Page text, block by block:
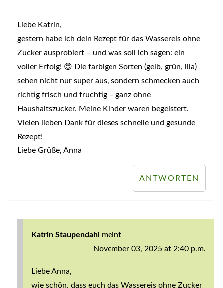
Liebe Katrin,
gestern habe ich dein Rezept für das Wassereis ohne
Zucker ausprobiert – und was soll ich sagen: ein
voller Erfolg! 😍 Die farbigen Sorten (gelb, grün, lila)
sehen nicht nur super aus, sondern schmecken auch
richtig frisch und fruchtig – ganz ohne
Haushaltszucker. Meine Kinder waren begeistert.
Vielen lieben Dank für dieses schnelle und gesunde
Rezept!
Liebe Grüße, Anna
ANTWORTEN
Katrin Staupendahl meint
November 03, 2025 at 2:40 p.m.
Liebe Anna,
wie schön, dass euch das Wassereis ohne Zucker